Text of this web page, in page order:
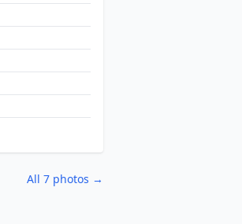
All 7 photos →